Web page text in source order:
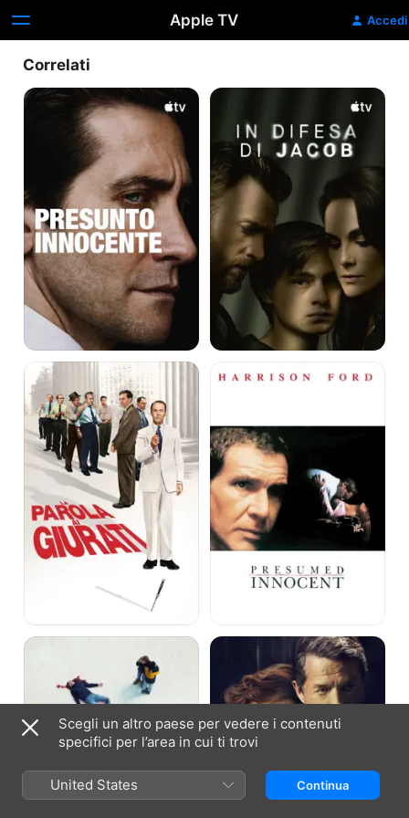
Apple TV Accedi
Correlati
Presunto
innocente
In
Jacob
La
parola
ai
giurati
Innocente
Anatomia
caduta
The
Undoing
verità
dette
Scegli un altro paese per vedere i contenuti
specifici per l’area in cui ti trovi
United States Continua